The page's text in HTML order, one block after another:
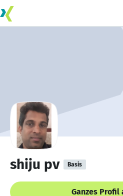
shiju pv Basis
Ganzes Profil